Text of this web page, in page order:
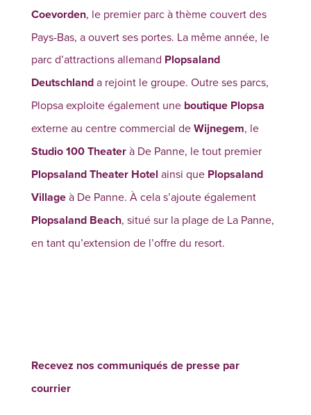
Coevorden, le premier parc à thème couvert des
Pays-Bas, a ouvert ses portes. La même année, le
parc d’attractions allemand Plopsaland
Deutschlanda rejoint le groupe. Outre ses parcs,
Plopsa exploite également une boutique Plopsa
externe au centre commercial deWijnegem, le
Studio 100 Theaterà De Panne, le tout premier
Plopsaland Theater Hotel ainsi que Plopsaland
Villageà De Panne. À cela s’ajoute également
Plopsaland Beach, situé sur la plage de La Panne,
en tant qu’extension de l’offre du resort.
Recevez nos communiqués de presse par
courrier